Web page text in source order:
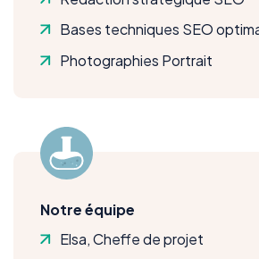
Bases techniques SEO
Photographies Portrait
Notre équipe
Elsa, Cheffe de projet